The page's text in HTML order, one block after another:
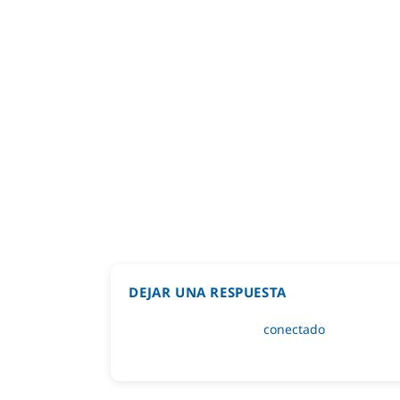
DEJAR UNA RESPUESTA
Lo siento, debes estarconectado